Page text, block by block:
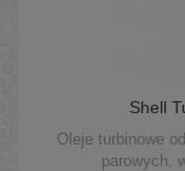
Shell
Oleje turbinowe
parowych,